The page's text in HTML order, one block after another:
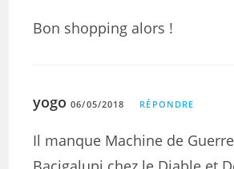
Bon shopping alors !
yogo 06/05/2018 RÉPONDRE
Il manque Machine de